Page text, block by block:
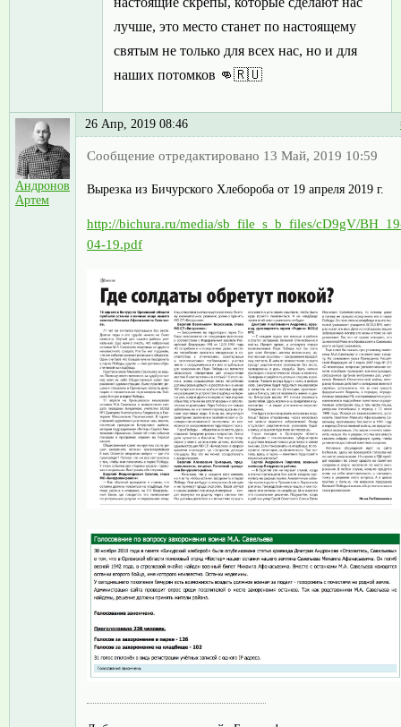
лучше, это место станет по настоящему
святым не только для всех нас, но и для
наших потомков 👊🇷🇺
Андронов
Артем
26 Апр, 2019 08:46
Сообщение отредактировано 13 Май, 2019 10:59
Вырезка из Бичурского Хлебороба от 19 апреля 2019 г.
http://bichura.ru/media/sb_file_s_b_files/cD9gV/
04-19.pdf